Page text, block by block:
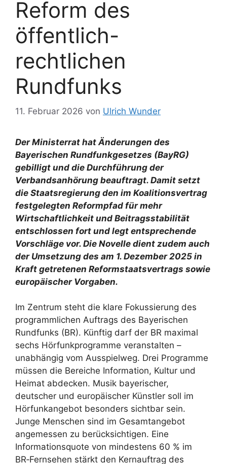
Reform des
öffentlich-
rechtlichen
Rundfunks
11. Februar 2026 von Ulrich Wunder
Der Ministerrat hat Änderungen des
Bayerischen Rundfunkgesetzes (BayRG)
gebilligt und die Durchführung der
Verbandsanhörung beauftragt. Damit setzt
die Staatsregierung den im Koalitionsvertrag
festgelegten Reformpfad für mehr
Wirtschaftlichkeit und Beitragsstabilität
entschlossen fort und legt entsprechende
Vorschläge vor. Die Novelle dient zudem auch
der Umsetzung des am 1. Dezember 2025 in
Kraft getretenen Reformstaatsvertrags sowie
europäischer Vorgaben.
Im Zentrum steht die klare Fokussierung des
programmlichen Auftrags des Bayerischen
Rundfunks (BR). Künftig darf der BR maximal
sechs Hörfunkprogramme veranstalten –
unabhängig vom Ausspielweg. Drei Programme
müssen die Bereiche Information, Kultur und
Heimat abdecken. Musik bayerischer,
deutscher und europäischer Künstler soll im
Hörfunkangebot besonders sichtbar sein.
Junge Menschen sind im Gesamtangebot
angemessen zu berücksichtigen. Eine
Informationsquote von mindestens 60 % im
BR‑Fernsehen stärkt den Kernauftrag des